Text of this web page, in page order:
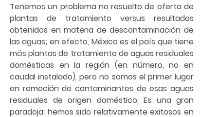
Tenemos un problema no resuelto de oferta de
plantas de tratamiento versus resultados
obtenidos en materia de descontaminación de
las aguas; en efecto, México es el país que tiene
más plantas de tratamiento de aguas residuales
domésticas en la región (en número, no en
caudal instalado), pero no somos el primer lugar
en remoción de contaminantes de esas aguas
residuales de origen doméstico. Es una gran
paradoja: hemos sido relativamente exitosos en